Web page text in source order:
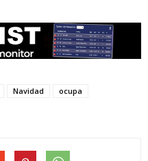
Navidad
ocupa